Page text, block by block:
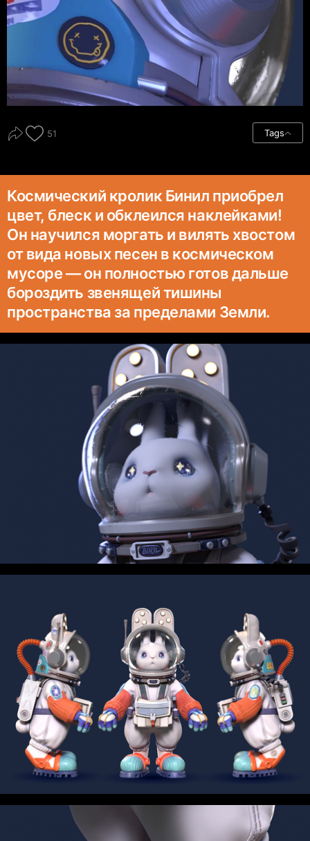
51 Tags
Космический кролик Бинил приобрел
цвет, блеск и обклеился наклейками!
Он научился моргать и вилять хвостом
от вида новых песен в космическом
мусоре — он полностью готов дальше
бороздить звенящей тишины
пространства за пределами Земли.